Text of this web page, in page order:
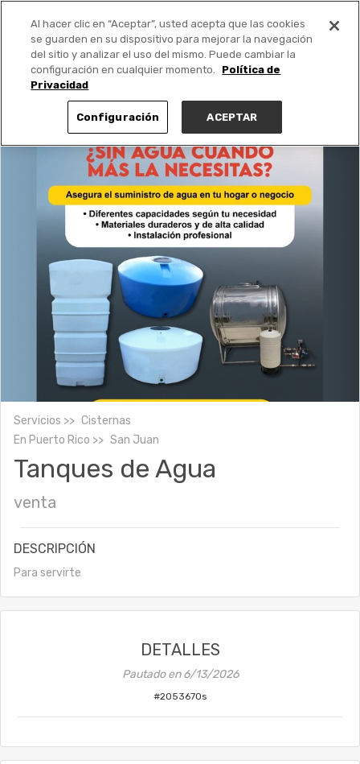
PUBLICA GRATIS +
Servicios
Cisternas
En Puerto Rico San Juan
Tanques de Agua
venta
DESCRIPCIÓN
Para servirte
DETALLES
Pautado en6/13/2026
#2053670s
Al hacer clic en “Aceptar”, usted acepta que las cookies
se guarden en su dispositivo para mejorar la navegación
del sitio y analizar el uso del mismo. Puede cambiar la
configuración en cualquier momento.
Política de
Privacidad
Configuración ACEPTAR